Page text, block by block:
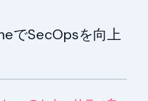
でSecOpsを向上